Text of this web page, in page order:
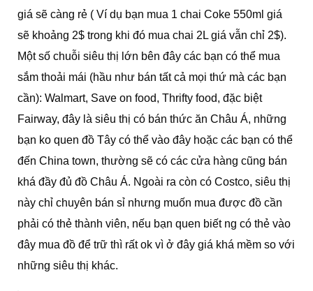
giá sẽ càng rẻ ( Ví dụ bạn mua 1 chai Coke 550ml giá
sẽ khoảng 2$ trong khi đó mua chai 2L giá vẫn chỉ 2$).
Một số chuỗi siêu thị lớn bên đây các bạn có thể mua
sắm thoải mái (hầu như bán tất cả mọi thứ mà các bạn
cần): Walmart, Save on food, Thrifty food, đặc biệt
Fairway, đây là siêu thị có bán thức ăn Châu Á, những
bạn ko quen đồ Tây có thể vào đây hoặc các bạn có thể
đến China town, thường sẽ có các cửa hàng cũng bán
khá đầy đủ đồ Châu Á. Ngoài ra còn có Costco, siêu thị
này chỉ chuyên bán sỉ nhưng muốn mua được đồ cần
phải có thẻ thành viên, nếu bạn quen biết ng có thẻ vào
đây mua đồ để trữ thì rất ok vì ở đây giá khá mềm so với
những siêu thị khác.